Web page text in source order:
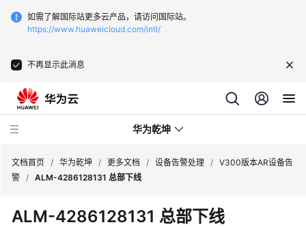
如需了解国际站更多云产品，请访问国际站。
https://www.huaweicloud.com/intl/
不再显示此消息
华为乾坤
全
文档首页 / 华为乾坤 / 更多文档 / 设备告警处理 / V300版本AR设备告
警 / ALM-4286128131 总部下线
ALM-4286128131 总部下线